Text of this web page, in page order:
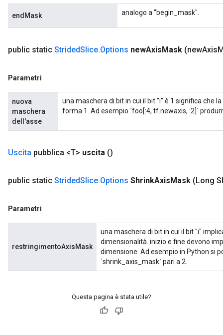
endMask analogo a "begin_mask".
public static StridedSlice.Options newAxisMask (newAxis
Parametri
nuova
maschera
dell'asse
una maschera di bit in cui il bit "i" è 1 significa che
forma 1. Ad esempio `foo[:4, tf.newaxis, :2]`
Uscita pubblica <T> uscita ()
public static StridedSlice.Options ShrinkAxisMask (Long
Parametri
restringimentoAxisMask
una maschera di bit in cui il bit "i"
dimensionalità. inizio e fine devono
dimensione. Ad esempio in Python si
`shrink_axis_mask` pari a 2.
Questa pagina è stata utile?